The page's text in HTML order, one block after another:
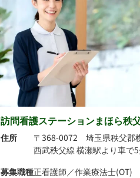
訪問看護ステーションまほら秩
住所
募集職種正看護師／作業療法士(OT)